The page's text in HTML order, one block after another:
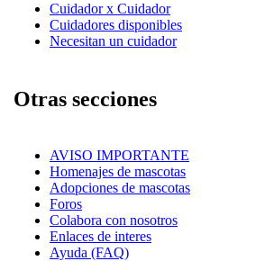
Cuidador x Cuidador
Cuidadores disponibles
Necesitan un cuidador
Otras secciones
AVISO IMPORTANTE
Homenajes de mascotas
Adopciones de mascotas
Foros
Colabora con nosotros
Enlaces de interes
Ayuda (FAQ)